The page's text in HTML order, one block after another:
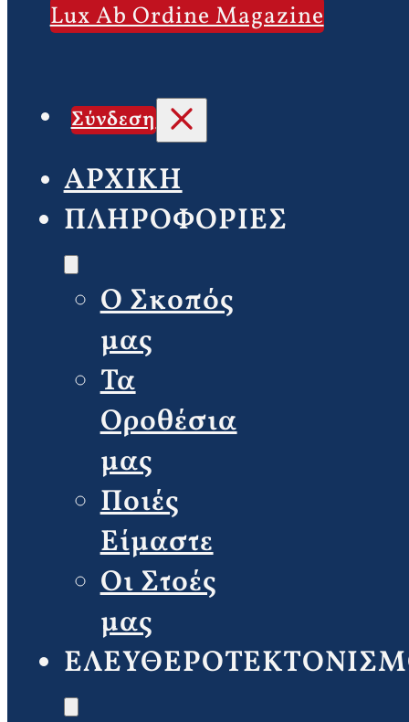
Lux Ab Ordine Magazine
Σύνδεση
ΑΡΧΙΚΗ
ΠΛΗΡΟΦΟΡΙΕΣ
Ο Σκοπός
μας
Τα
Οροθέσια
μας
Ποιές
Είμαστε
Οι Στοές
μας